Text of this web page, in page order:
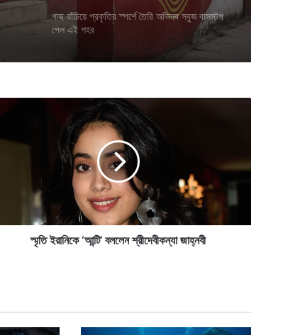
গাছ বাঁচিয়ে প্রকৃতির স্পর্শে তৈরি অভিনব সবুজ বাসস্টপ
পেল এই শহর
স্মৃতি ইরানিকে ‘আন্টি’ বললেন শ্রীদেবীকন্যা জাহ্নবী